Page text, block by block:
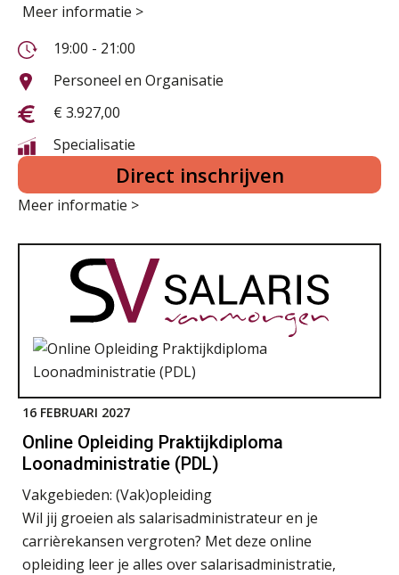
Meer informatie >
19:00 - 21:00
Personeel en Organisatie
€ 3.927,00
Specialisatie
Direct inschrijven
Meer informatie >
16 FEBRUARI 2027
Online Opleiding Praktijkdiploma
Loonadministratie (PDL)
Vakgebieden: (Vak)opleiding
Wil jij groeien als salarisadministrateur en je
carrièrekansen vergroten? Met deze online
opleiding leer je alles over salarisadministratie,